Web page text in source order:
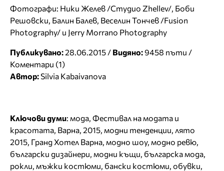
Фотографи: Ники Желев /Студио Zhellev/, Боби
Решовски, Балин Балев, Веселин Тончев /Fusion
Photography/ и Jerry Morrano Photography
Публикувано:28.06.2015 / Видяно:9458 пъти /
Коментари (1)
Автор:Silvia Kabaivanova
Ключови думи: мода Фестивал на модата и
красотата Варна 2015 модни тенденции лято
2015 Гранд Хотел Варна модно шоу, модно ревю
български дизайнери модни къщи българска мода
рокли мъжки костюми бански костюми обувки